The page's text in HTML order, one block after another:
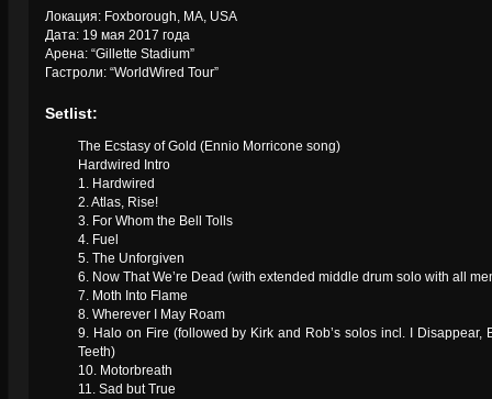
Локация: Foxborough, MA, USA
Дата: 19 мая 2017 года
Арена: “Gillette Stadium”
Гастроли: “WorldWired Tour”
Setlist:
The Ecstasy of Gold (Ennio Morricone song)
Hardwired Intro
1. Hardwired
2. Atlas, Rise!
3. For Whom the Bell Tolls
4. Fuel
5. The Unforgiven
6. Now That We’re Dead (with extended middle drum solo with all
7. Moth Into Flame
8. Wherever I May Roam
9. Halo on Fire (followed by Kirk and Rob’s solos incl. I Disappear,
Teeth)
10. Motorbreath
11. Sad but True